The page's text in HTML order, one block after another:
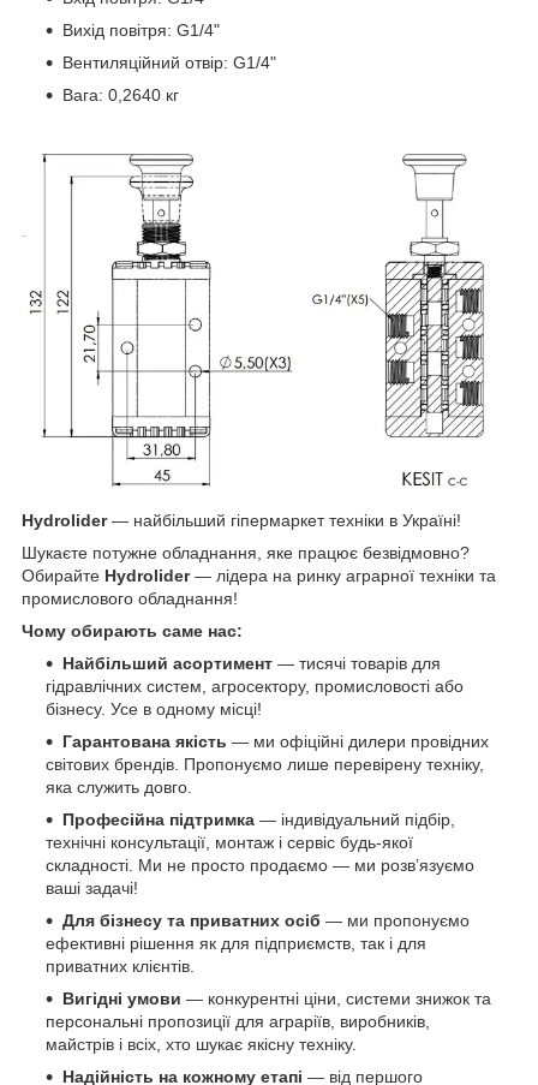
Вихід повітря: G1/4"
Вентиляційний отвір: G1/4"
Вага: 0,2640 кг
Hydrolider— найбільший гіпермаркет техніки в Україні!
Шукаєте потужне обладнання, яке працює безвідмовно?
Обирайте Hydrolider— лідера на ринку аграрної техніки та
промислового обладнання!
Чому обирають саме нас:
Найбільший асортимент — тисячі товарів для
гідравлічних систем, агросектору, промисловості або
бізнесу. Усе в одному місці!
Гарантована якість — ми офіційні дилери провідних
світових брендів. Пропонуємо лише перевірену техніку,
яка служить довго.
Професійна підтримка — індивідуальний підбір,
технічні консультації, монтаж і сервіс будь-якої
складності. Ми не просто продаємо — ми розв’язуємо
ваші задачі!
Для бізнесу та приватних осіб — ми пропонуємо
ефективні рішення як для підприємств, так і для
приватних клієнтів.
Вигідні умови — конкурентні ціни, системи знижок та
персональні пропозиції для аграріїв, виробників,
майстрів і всіх, хто шукає якісну техніку.
Надійність на кожному етапі — від першого